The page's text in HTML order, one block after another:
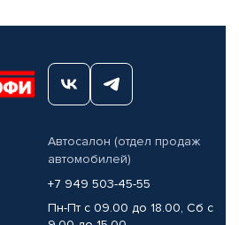
Автосалон (отдел продаж
автомобилей)
+7 949 503-45-55
Пн-Пт с 09.00 до 18.00, Сб с